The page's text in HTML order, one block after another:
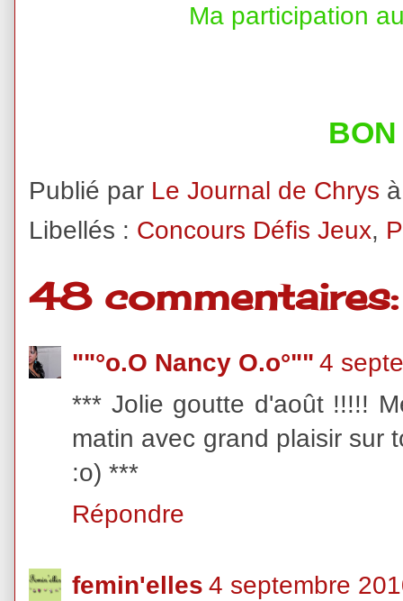
Ma participation
Publié par Le Journal de Chrys
Libellés : Concours Défis Jeux,
48 commentaires:
""°o.O Nancy O.o°"" 4
*** Jolie goutte d'août !!!!!
matin avec grand plaisir sur
:o) ***
Répondre
femin'elles 4 septembre